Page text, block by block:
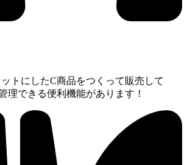
トにしたC商品をつくって販売して
理できる便利機能があります！